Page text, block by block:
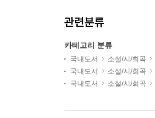
관련분류
카테고리 분류
국내도서 소설/시/희곡
국내도서
소설/시/희곡
국내도서
소설/시/희곡